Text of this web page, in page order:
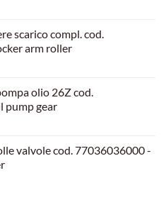
scarico compl. cod.
arm roller
olio 26Z cod.
pump gear
valvole cod. 77036036000 -